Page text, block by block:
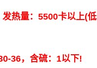
热量：5500卡以上(低
36，含硫：1以下!